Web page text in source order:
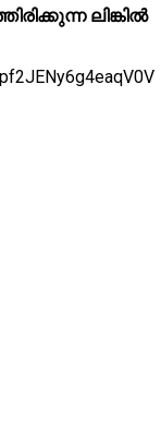
ലിങ്കിൽ